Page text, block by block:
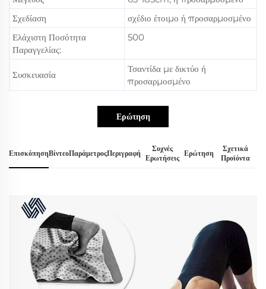
Σχεδίαση
σχέδιο έτοιμο ή προσαρμοσμένο
Ελάχιστη Ποσότητα
Παραγγελίας:
500
Συσκευασία
Τσαντίδα με δικτύο ή
προσαρμοσμένο
Ερώτηση
ΕπισκόπησηΒίντεοΠαράμετροςΠεριγραφή
Συχνές
Ερωτήσεις
Ερώτηση
Σχετικά
Προϊόντα